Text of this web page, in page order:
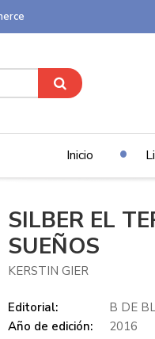
Inicio
SILBER EL
SUEÑOS
KERSTIN GIER
Editorial:
B DE
Año de edición:
2016